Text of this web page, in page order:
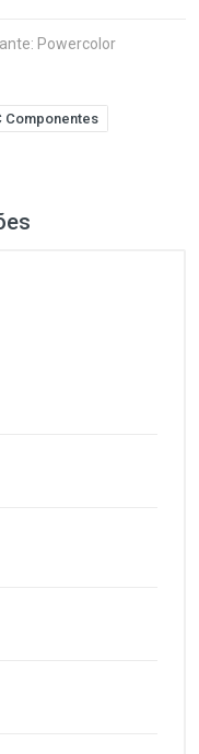
Powercolor
Componentes